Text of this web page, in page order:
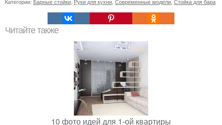
Читайте также
10 фото идей для 1-ой квартиры